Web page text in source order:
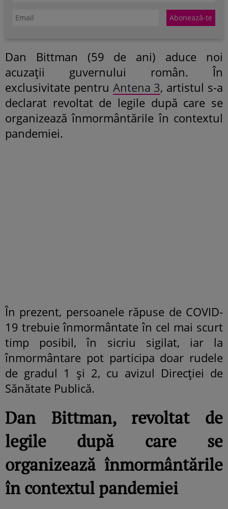
Dan Bittman (59 de ani) aduce noi
acuzații guvernului român. În
exclusivitate pentru Antena 3, artistul s-a
declarat revoltat de legile după care se
organizează înmormântările în contextul
pandemiei.
În prezent, persoanele răpuse de COVID-
19 trebuie înmormântate în cel mai scurt
timp posibil, în sicriu sigilat, iar la
înmormântare pot participa doar rudele
de gradul 1 și 2, cu avizul Direcției de
Sănătate Publică.
Dan Bittman, revoltat de
legile după care se
organizează înmormântările
în contextul pandemiei